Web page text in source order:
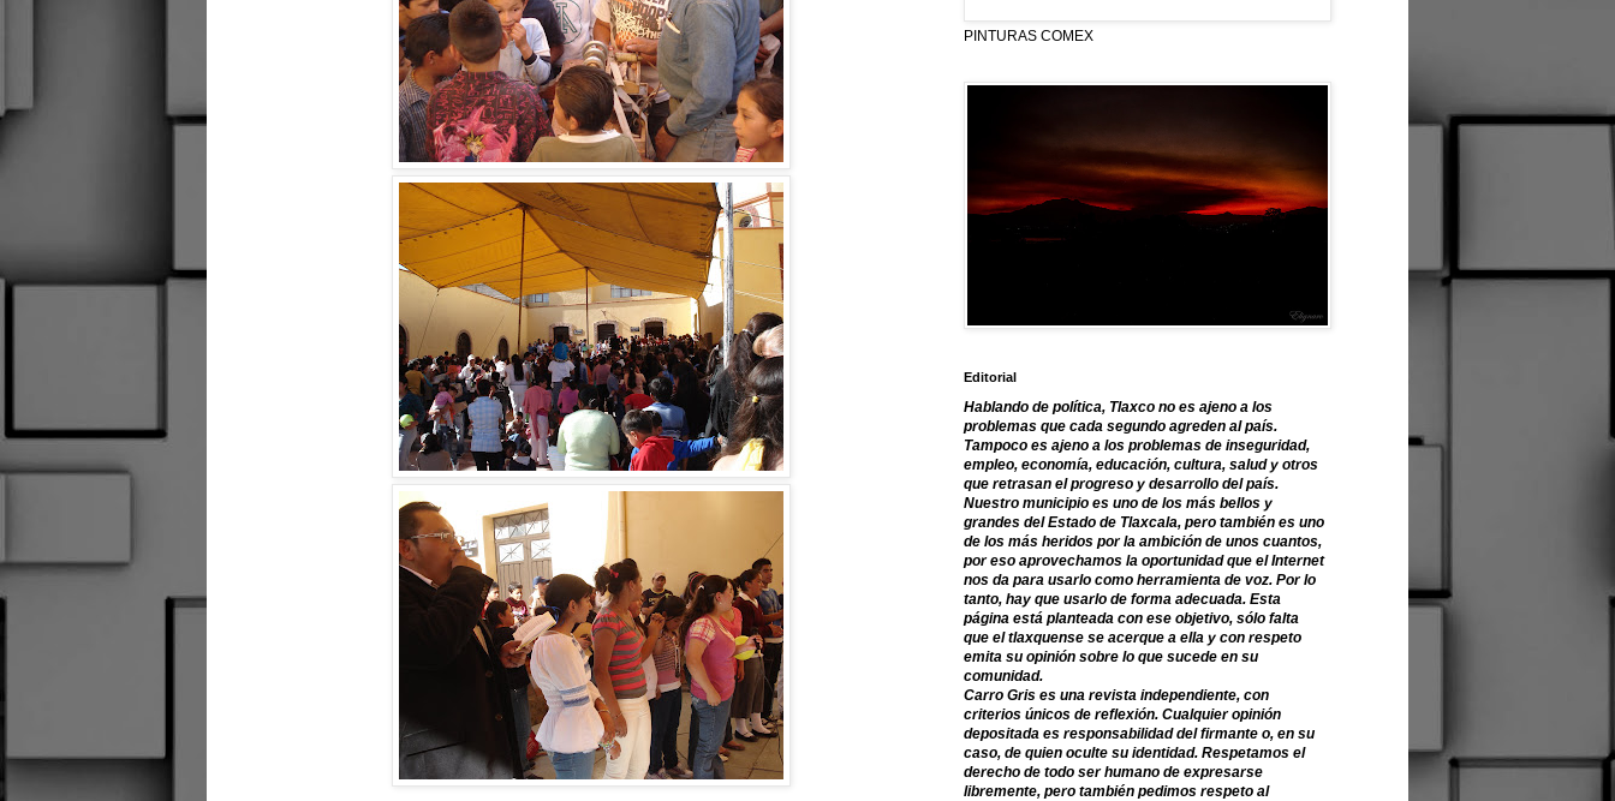
PINTURAS COMEX
Editorial
Hablando de política, Tlaxco no es ajeno a los
problemas que cada segundo agreden al país.
Tampoco es ajeno a los problemas de inseguridad,
empleo, economía, educación, cultura, salud y otros
que retrasan el progreso y desarrollo del país.
Nuestro municipio es uno de los más bellos y
grandes del Estado de Tlaxcala, pero también es uno
de los más heridos por la ambición de unos cuantos,
por eso aprovechamos la oportunidad que el Internet
nos da para usarlo como herramienta de voz. Por lo
tanto, hay que usarlo de forma adecuada. Esta
página está planteada con ese objetivo, sólo falta
que el tlaxquense se acerque a ella y con respeto
emita su opinión sobre lo que sucede en su
comunidad.
Carro Gris es una revista independiente, con
criterios únicos de reflexión. Cualquier opinión
depositada es responsabilidad del firmante o, en su
caso, de quien oculte su identidad. Respetamos el
derecho de todo ser humano de expresarse
libremente, pero también pedimos respeto al